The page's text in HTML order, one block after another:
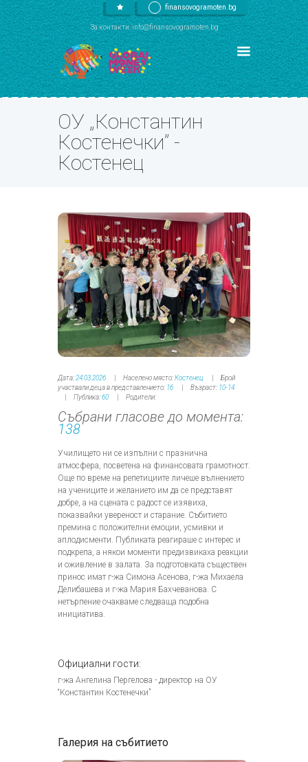
finansovogramoten.bg
За контакти: info@finansovogramoten.bg
ОУ „Константин
Костенечки” -
Костенец
Дата:24.03.2026 Населено място:Костенец
Брой
участвали деца в представлението: 16 Възраст: 10-14
Публика:60 Родители:
Събрани гласове до момента:
138
Училището ни се изпълни с празнична
атмосфера, посветена на финансовата грамотност.
Още по време на репетициите личеше вълнението
на учениците и желанието им да се представят
добре, а на сцената с радост се изявиха,
показвайки увереност и старание. Събитието
премина с положителни емоции, усмивки и
аплодисменти. Публиката реагираше с интерес и
подкрепа, а някои моменти предизвикаха реакции
и оживление в залата. За подготовката съществен
принос имат г-жа Симона Асенова, г-жа Михаела
Делибашева и г-жа Мария Бахчеванова. С
нетърпение очакваме следваща подобна
инициатива.
Официални гости:
г-жа Ангелина Пергелова - директор на ОУ
“Константин Костенечки”
Галерия на събитието